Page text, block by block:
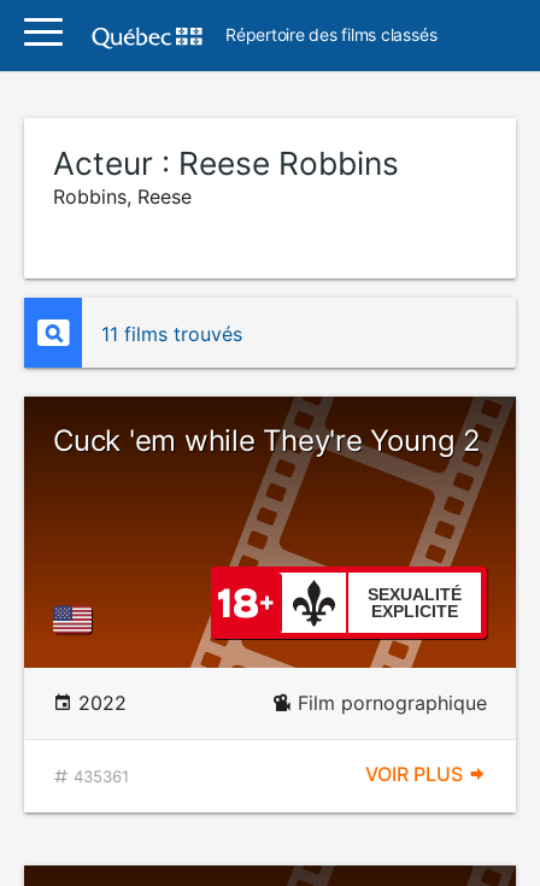
Répertoire des films classés
Acteur : Reese Robbins
Robbins, Reese
11 films trouvés
Cuck 'em while They're Young 2
SEXUALITÉ
EXPLICITE
2022 Film pornographique
435361 VOIR PLUS